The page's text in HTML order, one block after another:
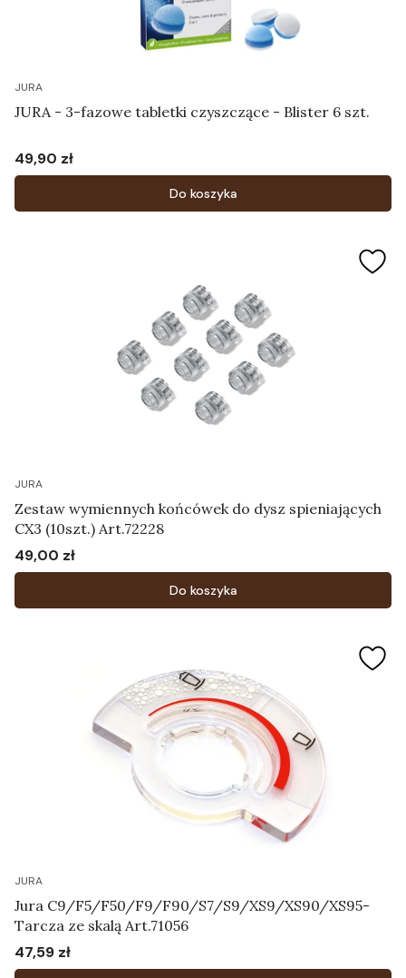
JURA
JURA - 3-fazowe tabletki czyszczące - Blister 6 szt.
Cena
49,90 zł
Do koszyka
JURA
Zestaw wymiennych końcówek do dysz spieniających
CX3 (10szt.) Art.72228
Cena
49,00 zł
Do koszyka
JURA
Jura C9/F5/F50/F9/F90/S7/S9/XS9/XS90/XS95-
Tarcza ze skalą Art.71056
Cena
47,59 zł